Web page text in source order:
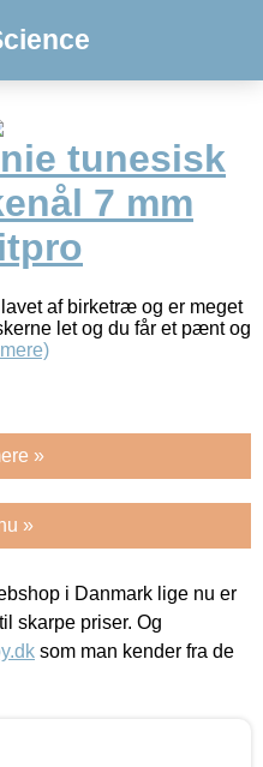
tunesisk
7 mm
af birketræ og er meget
let og du får et pænt og
»
»
i Danmark lige nu er
skarpe priser. Og
som man kender fra de